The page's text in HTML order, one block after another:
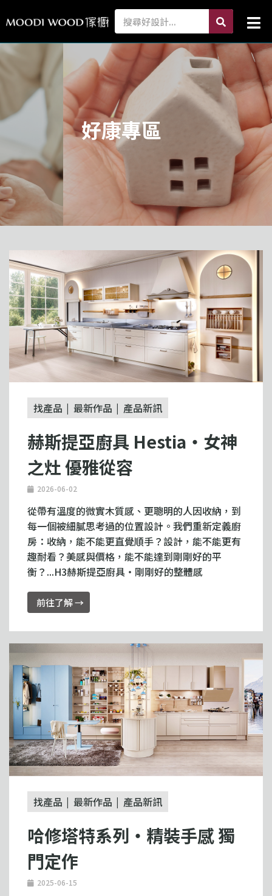
至
要
內
Search search
好康專區
找產品 最新作品 產品新訊
赫斯提亞廚具 Hestia・女神
之灶 優雅從容
2026-06-02
從帶有溫度的微實木質感、更聰明的人因收納，到
每一個被細膩思考過的位置設計。我們重新定義廚
房：收納，能不能更直覺順手？設計，能不能更有
趣耐看？美感與價格，能不能達到剛剛好的平
衡？...H3赫斯提亞廚具・剛剛好的整體感
前往了解 →
找產品 最新作品 產品新訊
哈修塔特系列・精裝手感 獨
門定作
2025-06-15